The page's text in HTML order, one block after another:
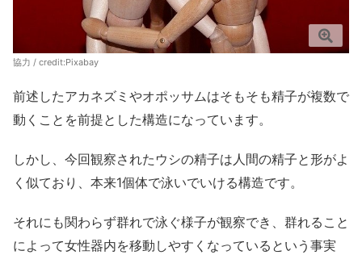
協力 / credit:Pixabay
前述したアカネズミやオポッサムはそもそも精子が複数で
動くことを前提とした構造になっています。
しかし、今回観察されたウシの精子は人間の精子と形がよ
く似ており、本来1個体で泳いでいける構造です。
それにも関わらず群れで泳ぐ様子が観察でき、群れること
によって女性器内を移動しやすくなっているという事実